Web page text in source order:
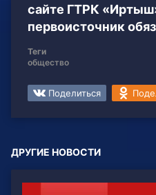
сайте ГТРК
первоисточник
Теги
общество
Поделиться
ДРУГИЕ НОВОСТИ